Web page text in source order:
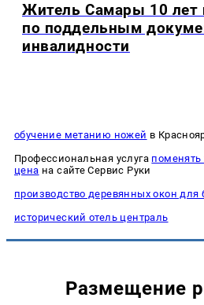
Житель Самары 10 лет
по поддельным
инвалидности
обучение метанию ножей в
Профессиональная услуга поменять
цена на сайте Сервис Руки
производство деревянных окон для
исторический отель централь
Размещение